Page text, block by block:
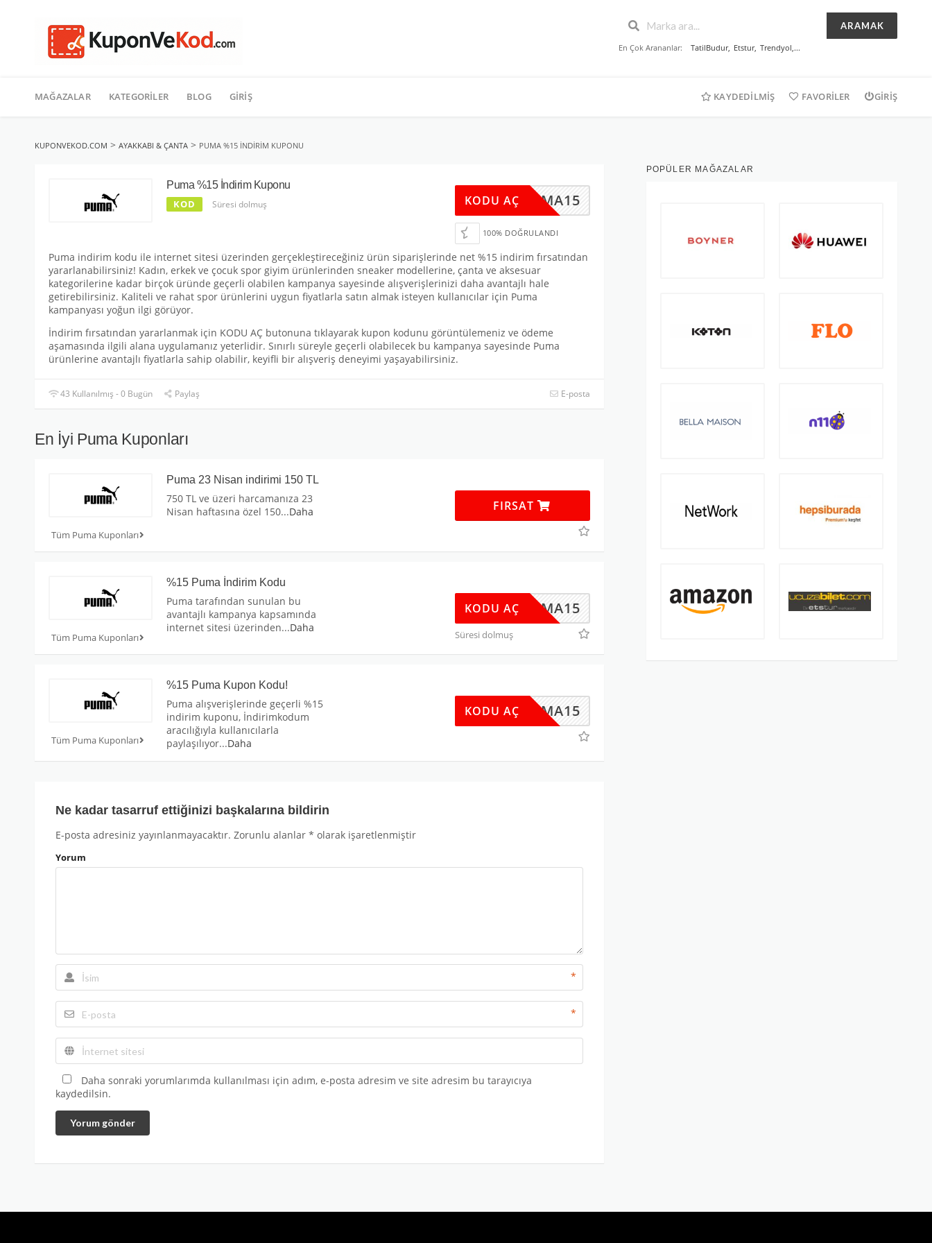
ARAMAK
En Çok Arananlar: TatilBudur, Etstur, Trendyol,...
geç
MAĞAZALAR KATEGORILER BLOG GIRIŞ KAYDEDILMIŞ FAVORILER GIRIŞ
KUPONVEKOD.COM > AYAKKABI & ÇANTA > PUMA %15 İNDIRIM KUPONU
Puma %15 İndirim Kuponu
KOD Süresi dolmuş ZUPUMA15
KODU AÇ
100% DOĞRULANDI
Puma indirim kodu ile internet sitesi üzerinden gerçekleştireceğiniz ürün siparişlerinde net %15 indirim fırsatından
yararlanabilirsiniz! Kadın, erkek ve çocuk spor giyim ürünlerinden sneaker modellerine, çanta ve aksesuar
kategorilerine kadar birçok üründe geçerli olabilen kampanya sayesinde alışverişlerinizi daha avantajlı hale
getirebilirsiniz. Kaliteli ve rahat spor ürünlerini uygun fiyatlarla satın almak isteyen kullanıcılar için Puma
kampanyası yoğun ilgi görüyor.
İndirim fırsatından yararlanmak için KODU AÇ butonuna tıklayarak kupon kodunu görüntülemeniz ve ödeme
aşamasında ilgili alana uygulamanız yeterlidir. Sınırlı süreyle geçerli olabilecek bu kampanya sayesinde Puma
ürünlerine avantajlı fiyatlarla sahip olabilir, keyifli bir alışveriş deneyimi yaşayabilirsiniz.
43 Kullanılmış - 0 Bugün Paylaş E-posta
En İyi Puma Kuponları
Tüm Puma Kuponları
Puma 23 Nisan indirimi 150 TL
750 TL ve üzeri harcamanıza 23
Nisan haftasına özel 150...Daha FIRSAT
Tüm Puma Kuponları
%15 Puma İndirim Kodu
Puma tarafından sunulan bu
avantajlı kampanya kapsamında
internet sitesi üzerinden...Daha
ZUPUMA15
KODU AÇ
Süresi dolmuş
Tüm Puma Kuponları
%15 Puma Kupon Kodu!
Puma alışverişlerinde geçerli %15
indirim kuponu, İndirimkodum
aracılığıyla kullanıcılarla
paylaşılıyor...Daha
ZUPUMA15
KODU AÇ
Ne kadar tasarruf ettiğinizi başkalarına bildirin
E-posta adresiniz yayınlanmayacaktır. Zorunlu alanlar * olarak işaretlenmiştir
Yorum
*
*
Daha sonraki yorumlarımda kullanılması için adım, e-posta adresim ve site adresim bu tarayıcıya
kaydedilsin.
Yorum gönder
POPÜLER MAĞAZALAR